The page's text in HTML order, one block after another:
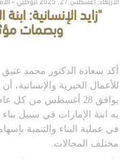
"زايد الإنسانية:
وبصمات
أكد سعادة الدكتور محمد
للأعمال الخيرية والإنسانية، أ ن
يوافق 28 أغسطس من كل عام،
به
ابنة الإمارات في سبيل بناء
في عملية البناء والتنمية
مختلف المجالات.